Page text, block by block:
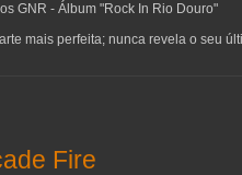
GNR - Álbum "Rock In Rio Douro"
mais perfeita; nunca revela o seu
Fire